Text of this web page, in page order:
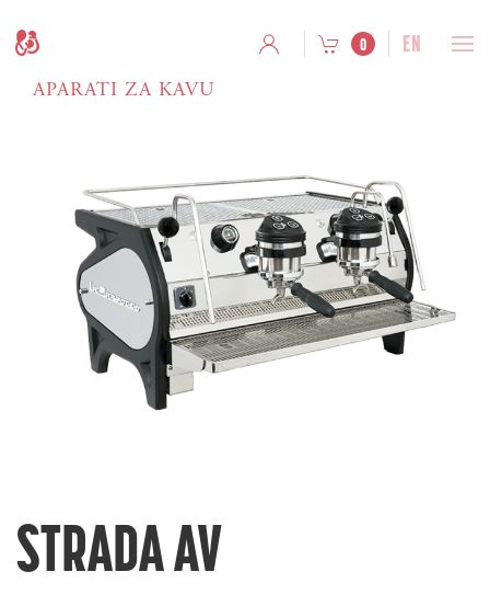
0 EN
APARATI ZA KAVU
STRADA AV